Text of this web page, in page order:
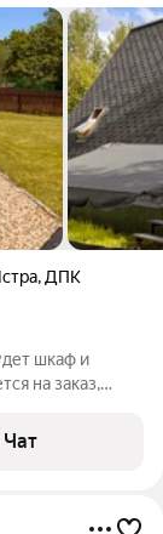
, ДПК
шкаф и
на заказ,
оплачивается
Чат